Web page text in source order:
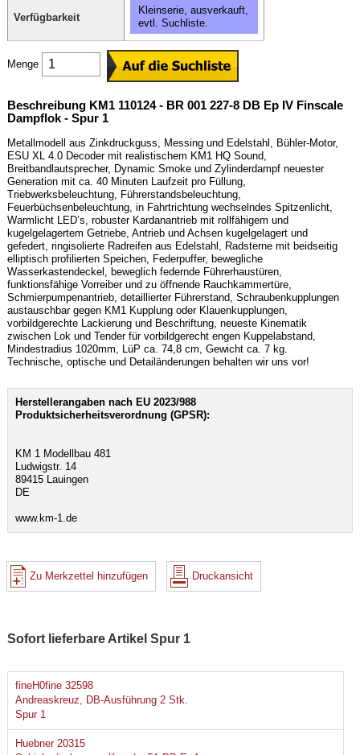
Verfügbarkeit
Kleinserie, ausverkauft,
evtl. Suchliste.
Menge
Beschreibung KM1 110124 - BR 001 227-8 DB Ep IV Finscale
Dampflok - Spur 1
Metallmodell aus Zinkdruckguss, Messing und Edelstahl, Bühler-Motor,
ESU XL 4.0 Decoder mit realistischem KM1 HQ Sound,
Breitbandlautsprecher, Dynamic Smoke und Zylinderdampf neuester
Generation mit ca. 40 Minuten Laufzeit pro Füllung,
Triebwerksbeleuchtung, Führerstandsbeleuchtung,
Feuerbüchsenbeleuchtung, in Fahrtrichtung wechselndes Spitzenlicht,
Warmlicht LED’s, robuster Kardanantrieb mit rollfähigem und
kugelgelagertem Getriebe, Antrieb und Achsen kugelgelagert und
gefedert, ringisolierte Radreifen aus Edelstahl, Radsterne mit beidseitig
elliptisch profilierten Speichen, Federpuffer, bewegliche
Wasserkastendeckel, beweglich federnde Führerhaustüren,
funktionsfähige Vorreiber und zu öffnende Rauchkammertüre,
Schmierpumpenantrieb, detaillierter Führerstand, Schraubenkupplungen
austauschbar gegen KM1 Kupplung oder Klauenkupplungen,
vorbildgerechte Lackierung und Beschriftung, neueste Kinematik
zwischen Lok und Tender für vorbildgerecht engen Kuppelabstand,
Mindestradius 1020mm, LüP ca. 74,8 cm, Gewicht ca. 7 kg.
Technische, optische und Detailänderungen behalten wir uns vor!
Herstellerangaben nach EU 2023/988
Produktsicherheitsverordnung (GPSR):
KM 1 Modellbau 481
Ludwigstr. 14
89415 Lauingen
DE
www.km-1.de
Zu Merkzettel hinzufügen Druckansicht
Sofort lieferbare Artikel Spur 1
fineH0fine 32598
Andreaskreuz, DB-Ausführung 2 Stk.
Spur 1
Huebner 20315